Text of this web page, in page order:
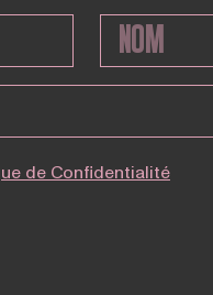
de Confidentialité